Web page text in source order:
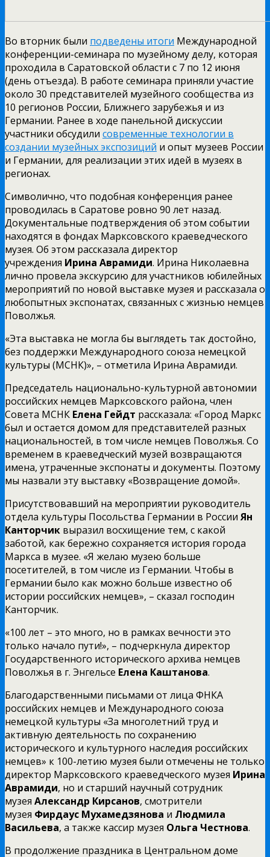
Во вторник были подведены итоги Международной
конференции-семинара по музейному делу, которая
проходила в Саратовской области с 7 по 12 июня
(день отъезда). В работе семинара приняли участие
около 30 представителей музейного сообщества из
10 регионов России, Ближнего зарубежья и из
Германии. Ранее в ходе панельной дискуссии
участники обсудили современные технологии в
создании музейных экспозиций и опыт музеев России
и Германии, для реализации этих идей в музеях в
регионах.
Символично, что подобная конференция ранее
проводилась в Саратове ровно 90 лет назад.
Документальные подтверждения об этом событии
находятся в фондах Марксовского краеведческого
музея. Об этом рассказала директор
учреждения Ирина Аврамиди. Ирина Николаевна
лично провела экскурсию для участников юбилейных
мероприятий по новой выставке музея и рассказала о
любопытных экспонатах, связанных с жизнью немцев
Поволжья.
«Эта выставка не могла бы выглядеть так достойно,
без поддержки Международного союза немецкой
культуры (МСНК)», – отметила Ирина Аврамиди.
Председатель национально-культурной автономии
российских немцев Марксовского района, член
Совета МСНК Елена Гейдт рассказала: «Город Маркс
был и остается домом для представителей разных
национальностей, в том числе немцев Поволжья. Со
временем в краеведческий музей возвращаются
имена, утраченные экспонаты и документы. Поэтому
мы назвали эту выставку «Возвращение домой».
Присутствовавший на мероприятии руководитель
отдела культуры Посольства Германии в России Ян
Канторчик выразил восхищение тем, с какой
заботой, как бережно сохраняется история города
Маркса в музее. «Я желаю музею больше
посетителей, в том числе из Германии. Чтобы в
Германии было как можно больше известно об
истории российских немцев», – сказал господин
Канторчик.
«100 лет – это много, но в рамках вечности это
только начало пути!», – подчеркнула директор
Государственного исторического архива немцев
Поволжья в г. Энгельсе Елена Каштанова.
Благодарственными письмами от лица ФНКА
российских немцев и Международного союза
немецкой культуры «За многолетний труд и
активную деятельность по сохранению
исторического и культурного наследия российских
немцев» к 100-летию музея были отмечены не только
директор Марксовского краеведческого музея Ирина
Аврамиди, но и старший научный сотрудник
музея Александр Кирсанов, смотрители
музея Фирдаус Мухамедзянова и Людмила
Васильева, а также кассир музея Ольга Честнова.
В продолжение праздника в Центральном доме